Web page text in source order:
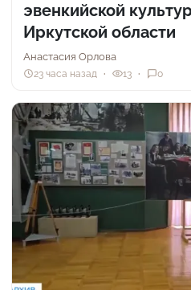
эвенкийской
Иркутской области
Анастасия Орлова
23 часа назад 13 0